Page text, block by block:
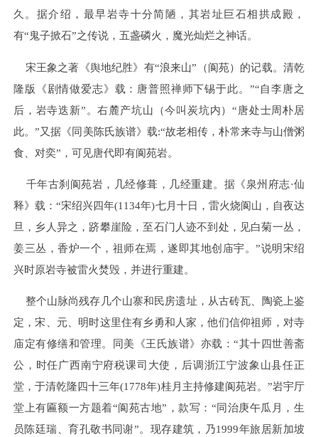
久。据介绍，最早岩寺十分简陋，其岩址巨石相拱成殿，
有“鬼子掀石”之传说，五盏磷火，魔光灿烂之神话。
宋王象之著《舆地纪胜》有“浪来山”（阆苑）的记载。清乾
隆版《剧情做爱志》载：唐普照禅师下锡于此。”“自李唐之
后，岩寺迭新”。右麓产坑山（今叫炭坑内）“唐处士周朴居
此。”又据《同美陈氏族谱》载:“故老相传，朴常来寺与山僧粥
食、对奕”，可见唐代即有阆苑岩。
千年古刹阆苑岩，几经修葺，几经重建。据《泉州府志·仙
释》载：“宋绍兴四年(1134年)七月十日，雷火烧阆山，自夜达
旦，乡人异之，跻攀崖险，至石门人迹不到处，见白菊一丛，
姜三丛，香炉一个，祖师在焉，遂即其地创庙宇。”说明宋绍
兴时原岩寺被雷火焚毁，并进行重建。
整个山脉尚残存几个山寨和民房遗址，从古砖瓦、陶瓷上鉴
定，宋、元、明时这里住有乡勇和人家，他们信仰祖师，对寺
庙定有修缮和管理。同美《王氏族谱》亦载：“其十四世善斋
公，时任广西南宁府税课司大使，后调浙江宁波象山县任正
堂，于清乾隆四十三年(1778年)桂月主持修建阆苑岩。”岩宇厅
堂上有匾额一方题着“阆苑古地”，款写：“同治庚午瓜月，生
员陈廷瑞、育孔敬书同谢”。现存建筑，乃1999年旅居新加坡